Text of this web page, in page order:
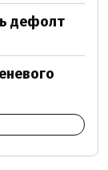
дефолт